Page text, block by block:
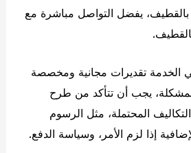
يفضل التواصل مباشرة مع
الخدمة تقديرات مجانية ومخصصة
يجب أن تتأكد من طرح
المحتملة، مثل الرسوم
إذا لزم الأمر، وسياسة الدفع.